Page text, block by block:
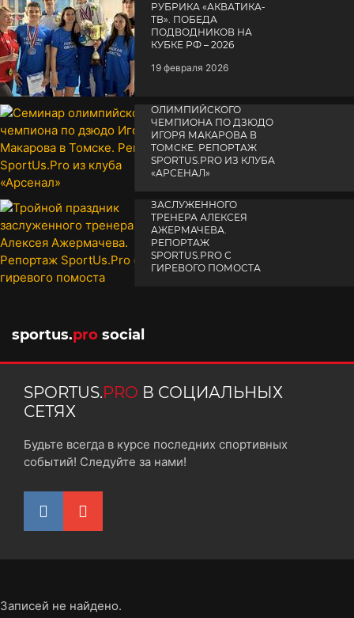
РУБРИКА «АКВАТИКА-
TВ». ПОБЕДА
ПОДВОДНИКОВ НА
КУБКЕ РФ – 2026
19 февраля 2026
ОЛИМПИЙСКОГО
ЧЕМПИОНА ПО ДЗЮДО
ИГОРЯ МАКАРОВА В
ТОМСКЕ. РЕПОРТАЖ
SPORTUS.PRO ИЗ КЛУБА
«АРСЕНАЛ»
ЗАСЛУЖЕННОГО
ТРЕНЕРА АЛЕКСЕЯ
АЖЕРМАЧЕВА.
РЕПОРТАЖ
SPORTUS.PRO С
ГИРЕВОГО ПОМОСТА
sportus.pro social
SPORTUS.PRO В СОЦИАЛЬНЫХ
СЕТЯХ
Будьте всегда в курсе последних спортивных
событий! Следуйте за нами!
Записей не найдено.